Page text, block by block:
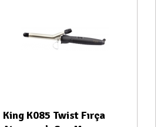
King K085 Twist Fırça